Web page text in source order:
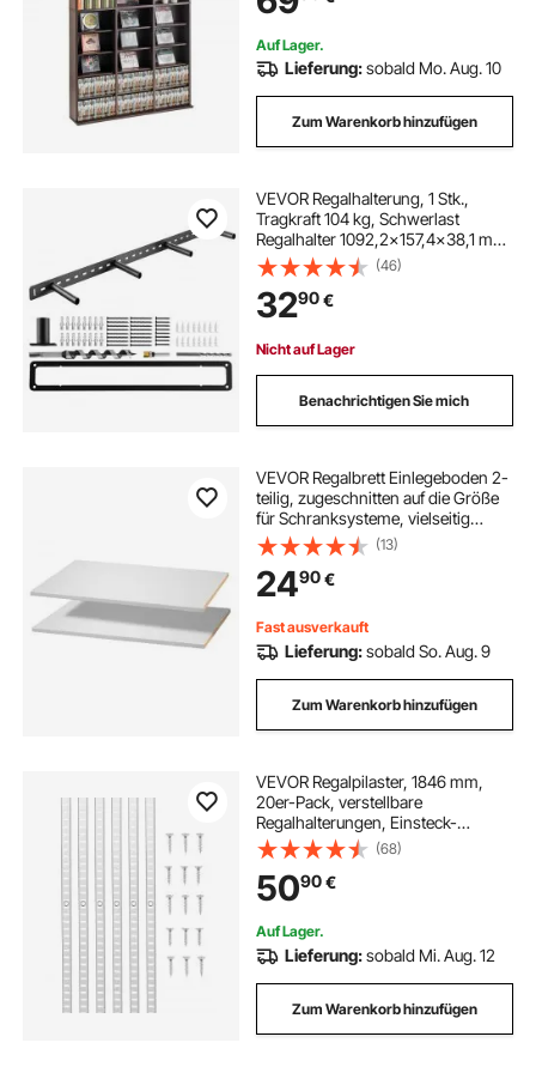
Erinnerungssammlungen,
Espresso
Auf Lager.
Lieferung:sobald Mo. Aug. 10
Zum Warenkorb hinzufügen
VEVOR Regalhalterung, 1 Stk.,
Tragkraft 104 kg, Schwerlast
Regalhalter 1092,2x157,4x38,1 mm,
Regalträger für versteckte Regale,
unsichtbare Halterung für
schwebende Regale zur
Wandmontage
(46)
3290€
Nicht auf Lager
Benachrichtigen Sie mich
VEVOR Regalbrett Einlegeboden 2-
teilig, zugeschnitten auf die Größe
für Schranksysteme, vielseitig
einsetzbares Kleiderschrankbrett
für Schränke, Vitrinen
Holzschrankregalplatte Weiß
(13)
2490€
Fast ausverkauft
Lieferung:sobald So. Aug. 9
Zum Warenkorb hinzufügen
VEVOR Regalpilaster, 1846 mm,
20er-Pack, verstellbare
Regalhalterungen, Einsteck-
Pilasterleisten-Standards mit 140
Schrauben, geeignet für
Wandregalsystem,
Schrankorganisation
(68)
5090€
Auf Lager.
Lieferung:sobald Mi. Aug. 12
Zum Warenkorb hinzufügen